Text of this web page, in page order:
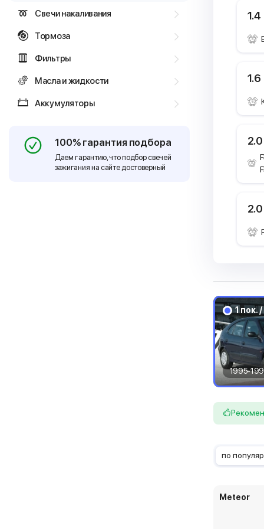
Свечи накаливания
Тормоза
Фильтры
Масла и жидкости
Аккумуляторы
100% гарантия подбора
Даем гарантию, что подбор свечей
зажигания на сайте достоверный
1 пок.
1995-
по
Meteor